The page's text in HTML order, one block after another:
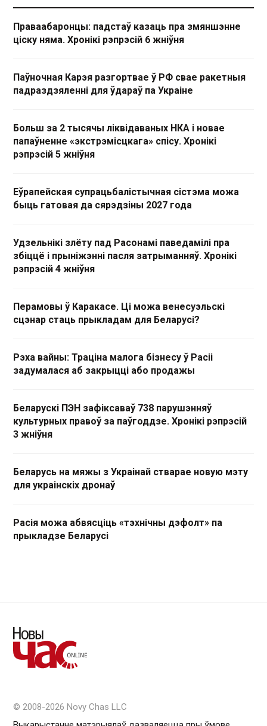
Праваабаронцы: падстаў казаць пра змяншэнне
ціску няма. Хронікі рэпрэсій 6 жніўня
Паўночная Карэя разгортвае ў РФ свае ракетныя
падраздзяленні для ўдараў па Украіне
Больш за 2 тысячы ліквідаваных НКА і новае
папаўненне «экстрэмісцкага» спісу. Хронікі
рэпрэсій 5 жніўня
Еўрапейская супрацьбалістычная сістэма можа
быць гатовая да сярэдзіны 2027 года
Удзельнікі злёту пад Расонамі паведамілі пра
збіццё і прыніжэнні пасля затрыманняў. Хронікі
рэпрэсій 4 жніўня
Перамовы ў Каракасе. Ці можа венесуэльскі
сцэнар стаць прыкладам для Беларусі?
Рэха вайны: Траціна малога бізнесу ў Расіі
задумалася аб закрыцці або продажы
Беларускі ПЭН зафіксаваў 738 парушэнняў
культурных правоў за паўгоддзе. Хронікі рэпрэсій
3 жніўня
Беларусь на мяжы з Украінай стварае новую мэту
для украінскіх дронаў
Расія можа абвясціць «тэхнічны дэфолт» па
прыкладзе Беларусі
© 2008-2026 Novy Chas LLC